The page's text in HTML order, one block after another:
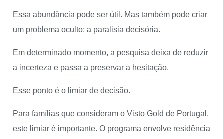
Essa abundância pode ser útil. Mas também pode criar
um problema oculto: a paralisia decisória.
Em determinado momento, a pesquisa deixa de reduzir
a incerteza e passa a preservar a hesitação.
Esse ponto é o limiar de decisão.
Para famílias que consideram o Visto Gold de Portugal,
este limiar é importante. O programa envolve residência